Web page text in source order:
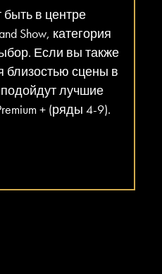
быть в центре
Show, категория
Если вы также
близостью сцены в
лучшие
+ (ряды 4-9).